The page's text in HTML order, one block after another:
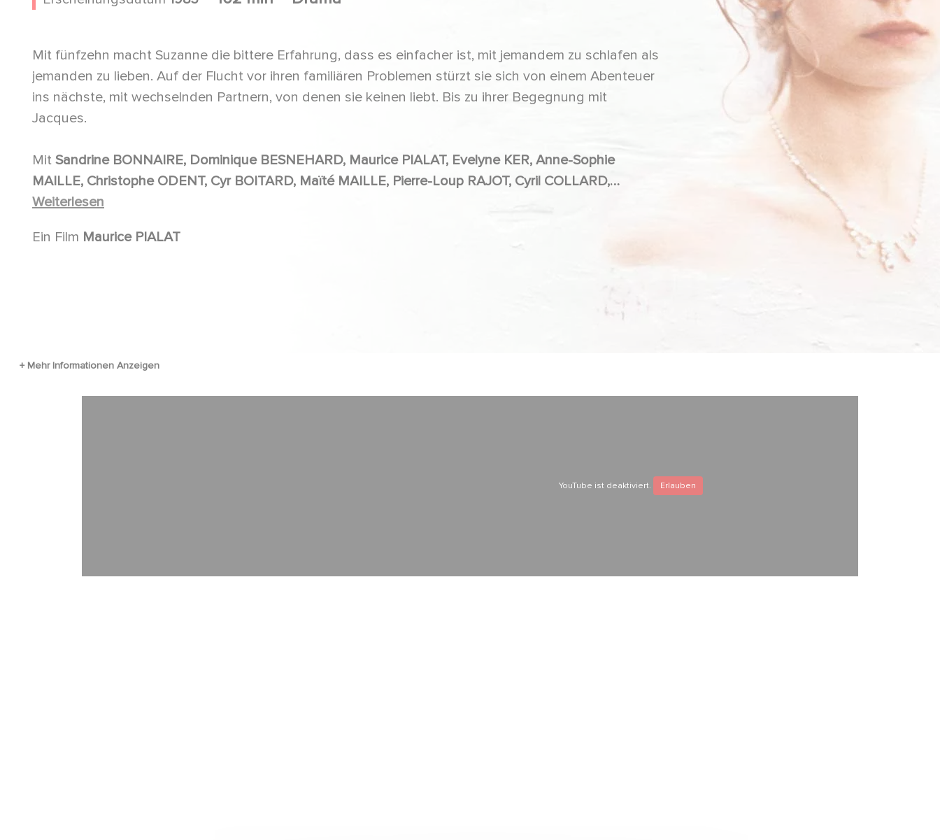
Mit fünfzehn macht Suzanne die bittere Erfahrung, dass es einfacher ist, mit jemandem zu schlafen als
jemanden zu lieben. Auf der Flucht vor ihren familiären Problemen stürzt sie sich von einem Abenteuer
ins nächste, mit wechselnden Partnern, von denen sie keinen liebt. Bis zu ihrer Begegnung mit
Jacques.
Mit
MAILLE, Christophe ODENT, Cyr BOITARD, Maïté MAILLE, Pierre-Loup RAJOT, Cyril COLLARD,
Nathalie GUREGHIAN, Guénolé PASCAL, Caroline CIBOT, Jacques FIESCHI, Valérie SCHLUMBERGER,
Weiterlesen
Ein Film Maurice PIALAT
YouTube ist deaktiviert. Erlauben